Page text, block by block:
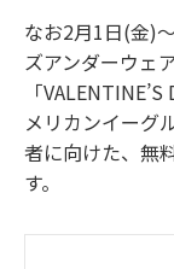
なお2月1日(金)
ズアンダーウェ
「
メリカンイーグ
者に向けた、無
す。